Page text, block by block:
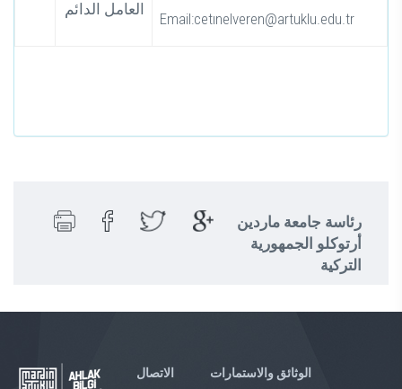
العامل الدائم
Email:cetınelveren@artuklu.edu.tr
رئاسة جامعة ماردين
أرتوكلو الجمهورية
التركية
الاتصال الوثائق والاستمارات